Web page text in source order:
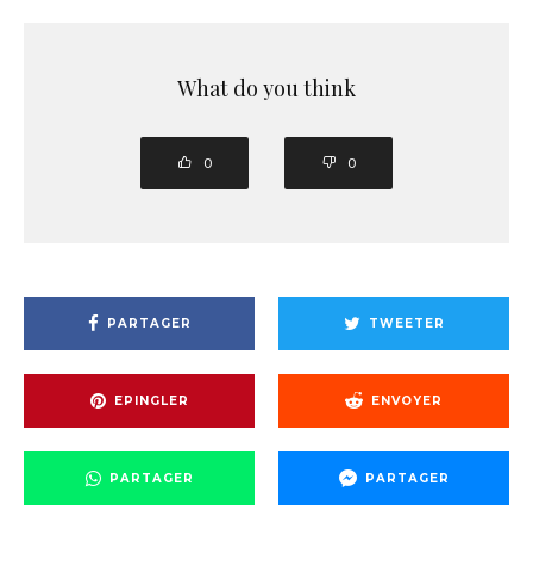
What do you think
0 0
PARTAGER TWEETER
EPINGLER ENVOYER
PARTAGER PARTAGER